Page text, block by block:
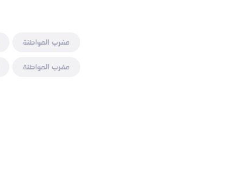
مغرب المواطنة
مغرب المواطنة